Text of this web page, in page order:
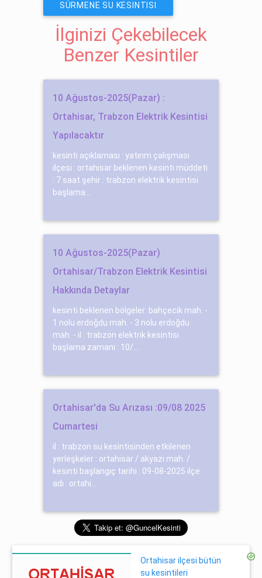
SÜRMENE SU KESINTISI
İlginizi Çekebilecek
Benzer Kesintiler
10 Ağustos-2025(Pazar) :
Ortahisar, Trabzon Elektrik Kesintisi
Yapılacaktır
kesinti açıklaması : yatırım çalışması
ilçesi : ortahisar beklenen kesinti müddeti
: 7 saat şehir : trabzon elektrik kesintisi
başlama...
10 Ağustos-2025(Pazar)
Ortahisar/Trabzon Elektrik Kesintisi
Hakkında Detaylar
kesinti beklenen bölgeler: bahçeci̇k mah. -
1 nolu erdoğdu mah. - 3 nolu erdoğdu
mah. - il : trabzon elektrik kesintisi
başlama zamanı : 10/...
Ortahisar'da Su Arızası :09/08 2025
Cumartesi
il : trabzon su kesintisinden etkilenen
yerleşkeler : ortahi̇sar / akyazı mah. /
kesinti başlangıç tarihi : 09-08-2025 ilçe
adı : ortahi...
Ortahisar ilçesi bütün
su kesintileri